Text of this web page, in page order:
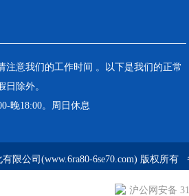
注意我们的工作时间 。以下是我们的正常
除外。
晚18:00。周日休息
限公司(www.6ra80-6se70.com) 版权所有
沪公网安备